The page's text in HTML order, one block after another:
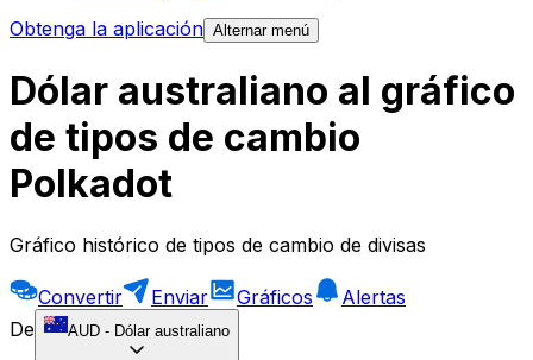
Obtenga la aplicación Alternar menú
Dólar australiano al gráfico
de tipos de cambio
Polkadot
Gráfico histórico de tipos de cambio de divisas
Convertir Enviar Gráficos
Alertas
De
AUD - Dólar australiano